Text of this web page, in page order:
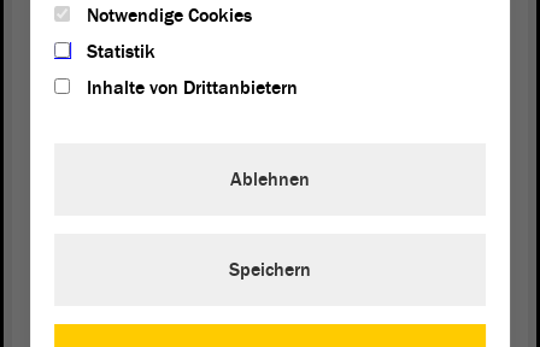
Wulf Gallert (Die Linke):
genommen am Anfang Ihrer Rede die Aussage
diese Forderung richtig ist,
(Stefan Gebhardt, Die Linke, lacht)
Notwendige Cookies
Statistik
Inhalte von Drittanbietern
Ablehnen
Speichern